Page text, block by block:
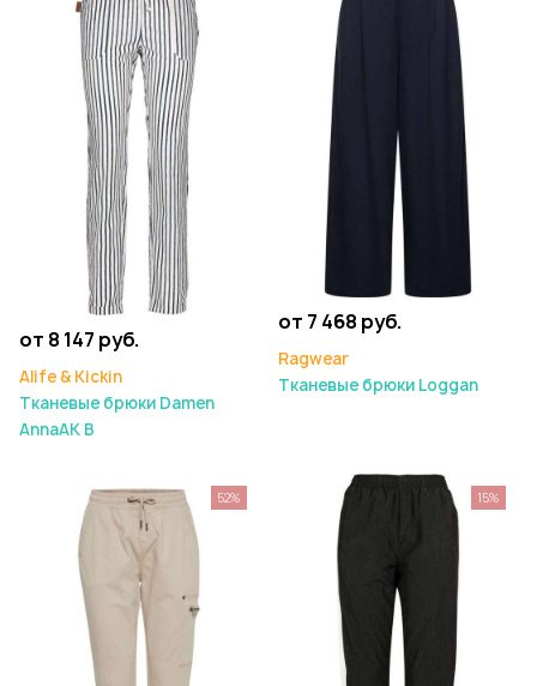
от 8 147 руб.
Alife & Kickin
Тканевые брюки Damen
AnnaAK B
от 7 468 руб.
Ragwear
Тканевые брюки Loggan
52% 15%